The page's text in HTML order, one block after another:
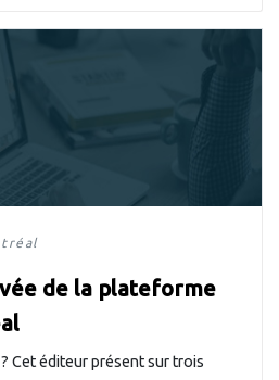
de la plateforme
Cet éditeur présent sur trois